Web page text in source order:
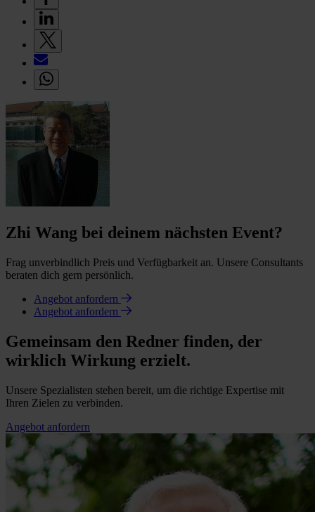
Zhi Wang bei deinem nächsten Event?
Frag unverbindlich Preis und Verfügbarkeit an. Unsere Consultants
beraten dich gern persönlich.
Angebot anfordern
Angebot anfordern
Gemeinsam den Redner finden, der
wirklich Wirkung erzielt.
Unsere Spezialisten stehen bereit, um die richtige Expertise mit
Ihren Zielen zu verbinden.
Angebot anfordern